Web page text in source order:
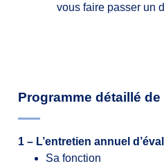
vous faire passer un
Programme détaillé
1 – L’entretien annuel
Sa fonction